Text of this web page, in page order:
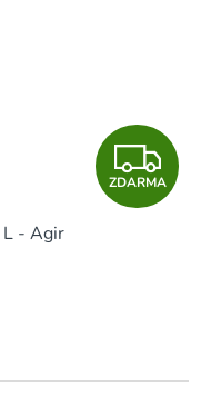
Z
D
A
ZDARMA
L - Agir